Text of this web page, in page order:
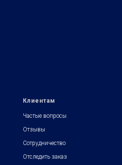
Клиентам
Частые вопросы
Отзывы
Сотрудничество
Отследить заказ